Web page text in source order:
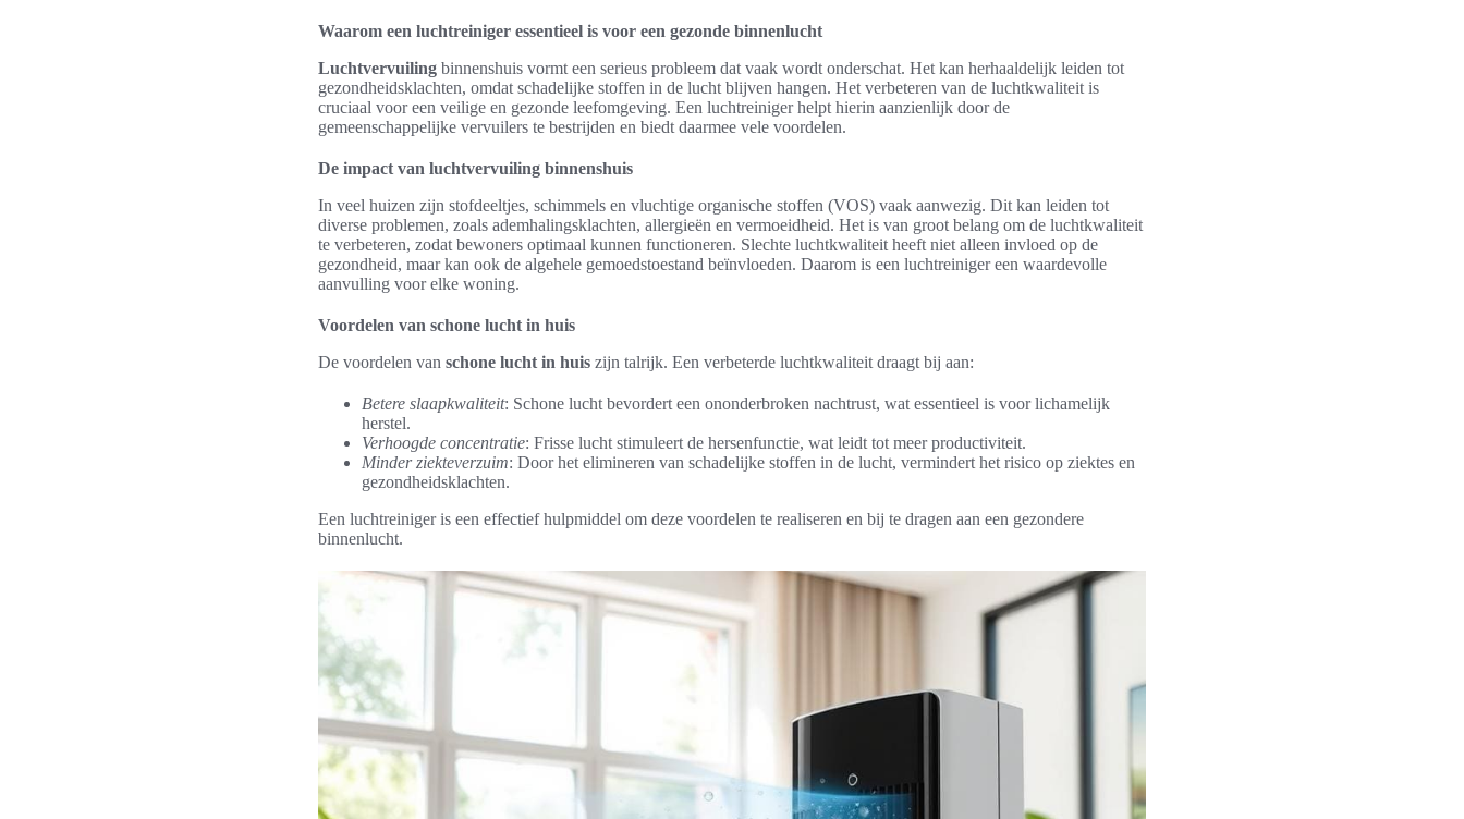
Waarom een luchtreiniger essentieel is voor een gezonde binnenlucht
Luchtvervuiling binnenshuis vormt een serieus probleem dat vaak wordt onderschat. Het kan herhaaldelijk leiden tot
gezondheidsklachten, omdat schadelijke stoffen in de lucht blijven hangen. Het verbeteren van de luchtkwaliteit is
cruciaal voor een veilige en gezonde leefomgeving. Een luchtreiniger helpt hierin aanzienlijk door de
gemeenschappelijke vervuilers te bestrijden en biedt daarmee vele voordelen.
De impact van luchtvervuiling binnenshuis
In veel huizen zijn stofdeeltjes, schimmels en vluchtige organische stoffen (VOS) vaak aanwezig. Dit kan leiden tot
diverse problemen, zoals ademhalingsklachten, allergieën en vermoeidheid. Het is van groot belang om de luchtkwaliteit
te verbeteren, zodat bewoners optimaal kunnen functioneren. Slechte luchtkwaliteit heeft niet alleen invloed op de
gezondheid, maar kan ook de algehele gemoedstoestand beïnvloeden. Daarom is een luchtreiniger een waardevolle
aanvulling voor elke woning.
Voordelen van schone lucht in huis
De voordelen van schone lucht in huis zijn talrijk. Een verbeterde luchtkwaliteit draagt bij aan:
Betere slaapkwaliteit: Schone lucht bevordert een ononderbroken nachtrust, wat essentieel is voor lichamelijk
herstel.
Verhoogde concentratie: Frisse lucht stimuleert de hersenfunctie, wat leidt tot meer productiviteit.
Minder ziekteverzuim: Door het elimineren van schadelijke stoffen in de lucht, vermindert het risico op ziektes en
gezondheidsklachten.
Een luchtreiniger is een effectief hulpmiddel om deze voordelen te realiseren en bij te dragen aan een gezondere
binnenlucht.